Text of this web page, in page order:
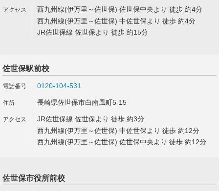
西九州線(伊万里～佐世保) 佐世保中央より 徒歩 約4分
西九州線(伊万里～佐世保) 中佐世保より 徒歩 約4分
JR佐世保線 佐世保より 徒歩 約15分
佐世保駅前校
0120-104-531
長崎県佐世保市白南風町5-15
JR佐世保線 佐世保より 徒歩 約3分
西九州線(伊万里～佐世保) 中佐世保より 徒歩 約12分
西九州線(伊万里～佐世保) 佐世保中央より 徒歩 約12分
佐世保市役所前校